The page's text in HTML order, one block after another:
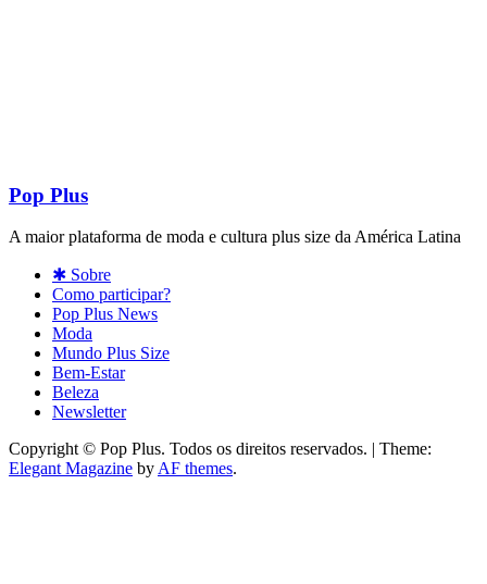
Pop Plus
A maior plataforma de moda e cultura plus size da América Latina
✱ Sobre
Como participar?
Pop Plus News
Moda
Mundo Plus Size
Bem-Estar
Beleza
Newsletter
Copyright © Pop Plus. Todos os direitos reservados. | Theme:
Elegant Magazine by AF themes.